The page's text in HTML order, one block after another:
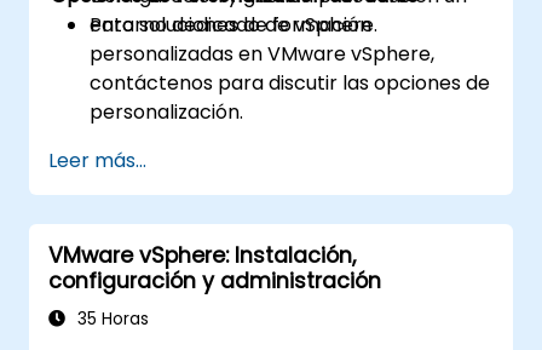
entorno dedicado de vSphere.
Para soluciones de formación
personalizadas en VMware vSphere,
contáctenos para discutir las opciones de
personalización.
Leer más...
VMware vSphere: Instalación,
configuración y administración
35 Horas